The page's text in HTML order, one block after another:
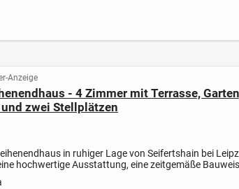
Anzeige
- 4 Zimmer mit Terrasse,
zwei Stellplätzen
in ruhiger Lage von Seifertshain bei
hochwertige Ausstattung, eine zeitgemäße
Raumkonzept. Das im Jahr 2022...